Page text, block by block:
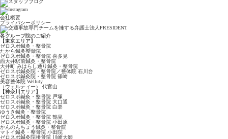
会社概要
プライバシーポリシー
各グループ院のご紹介
【東京エリア】
ゼロスポ鍼灸・整骨院
たから鍼灸整骨院
ゼロスポ鍼灸・整骨院 喜多見
西大井駅前鍼灸・整骨院
大井町 みはらし通り鍼灸・整骨院
ゼロスポ鍼灸院・整骨院／整体院 石川台
ゼロスポ鍼灸院・整骨院 篠崎
美容整体院 Welluty
（ウェルティー） 代官山
【神奈川エリア】
ゼロスポ鍼灸・整骨院 戸塚
ゼロスポ鍼灸・整骨院 大口通
ゼロスポ鍼灸・整骨院 白楽
ゆうき鍼灸・整骨院
ゼロスポ鍼灸・整骨院 鶴見
ゼロスポ鍼灸・整骨院 小田原
かんのんちょう鍼灸・整骨院
マトイ鍼灸・整骨院 小田院
ゼロスポ鍼灸院接骨院 川崎大師